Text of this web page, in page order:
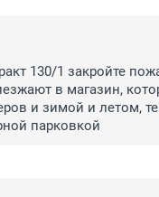
130/1 закройте
в магазин,
и зимой и летом,
парковкой